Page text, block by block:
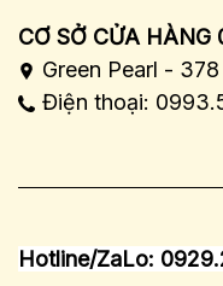
CƠ SỞ CỬA HÀNG
Green Pearl -
Điện thoại:
Hotline/ZaLo: